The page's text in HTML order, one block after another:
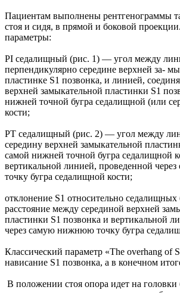
Пациентам выполнены рентгенограммы
стоя и сидя, в прямой и боковой
параметры:
PI седалищный (рис. 1) — угол между
перпендикулярно середине верхней за-
пластинке S1 позвонка, и линией,
верхней замыкательной пластинки S1
нижней точной бугра седалищной (или
кости;
PT седалищный (рис. 2) — угол между
середину верхней замыкательной
самой нижней точной бугра седалищной
вертикальной линией, проведенной
точку бугра седалищной кости;
отклонение S1 относительно
расстояние между серединой верхней
пластинки S1 позвонка и вертикальной
через самую нижнюю точку бугра
Классический параметр «The overhang of
нависание S1 позвонка, а в конечном
В положении стоя опора идет на головки